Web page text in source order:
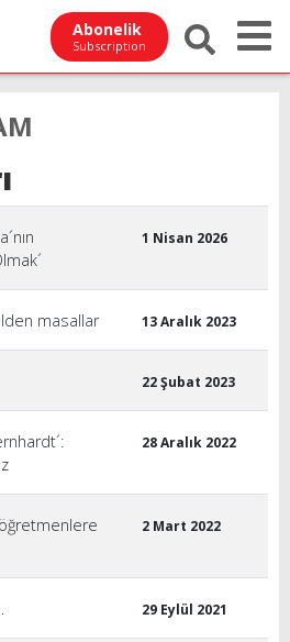
Abonelik
Subscription
1 Nisan 2026
masallar 13 Aralık 2023
22 Şubat 2023
28 Aralık 2022
2 Mart 2022
29 Eylül 2021